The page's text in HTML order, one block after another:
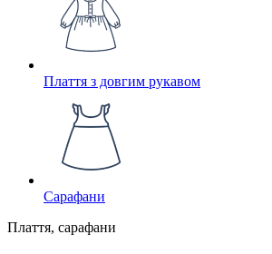
Плаття з довгим рукавом
Сарафани
Плаття, сарафани